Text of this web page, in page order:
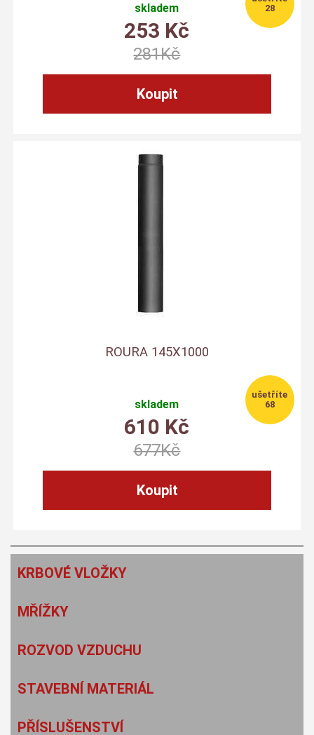
skladem
253 Kč
28
281Kč
ROURA 145X1000
skladem
610 Kč
68
677Kč
KRBOVÉ VLOŽKY
MŘÍŽKY
ROZVOD VZDUCHU
STAVEBNÍ MATERIÁL
PŘÍSLUŠENSTVÍ